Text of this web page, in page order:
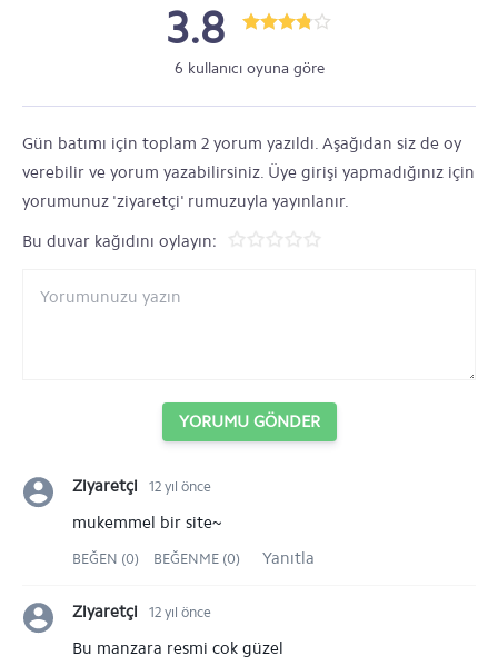
3.8
6 kullanıcı oyuna göre
Gün batımı için toplam 2 yorum yazıldı. Aşağıdan siz de oy
verebilir ve yorum yazabilirsiniz. Üye girişi yapmadığınız için
yorumunuz 'ziyaretçi' rumuzuyla yayınlanır.
Bu duvar kağıdını oylayın:
YORUMU GÖNDER
Ziyaretçi 12 yıl önce
mukemmel bir site~
BEĞEN (0) BEĞENME (0) Yanıtla
Ziyaretçi 12 yıl önce
Bu manzara resmi cok güzel